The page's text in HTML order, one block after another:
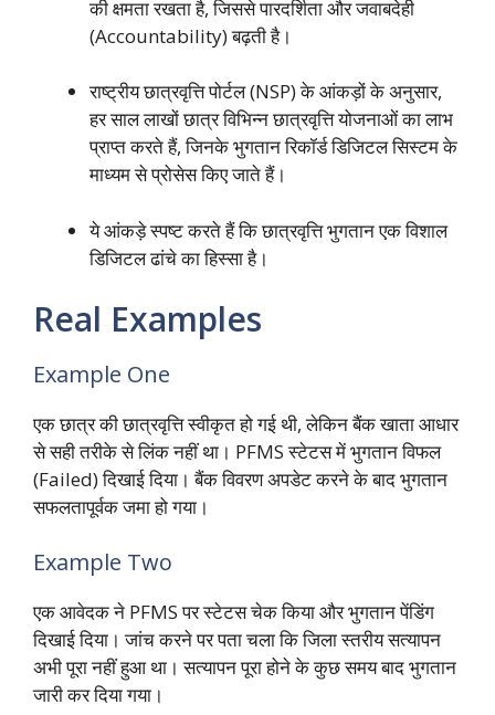
की क्षमता रखता है,जिससे पारदर्शिता और जवाबदेही
(Accountability) बढ़ती है।
राष्ट्रीय छात्रवृत्ति पोर्टल (NSP) के आंकड़ों के अनुसार,
हर साल लाखों छात्र विभिन्न छात्रवृत्ति योजनाओं का लाभ
प्राप्त करते हैं,जिनके भुगतान रिकॉर्ड डिजिटल सिस्टम के
माध्यम से प्रोसेस किए जाते हैं।
ये आंकड़े स्पष्ट करते हैं कि छात्रवृत्ति भुगतान एक विशाल
डिजिटल ढांचे का हिस्सा है।
Real Examples
Example One
एक छात्र की छात्रवृत्ति स्वीकृत हो गई थी,लेकिन बैंक खाता आधार
से सही तरीके से लिंक नहीं था। PFMS स्टेटस में भुगतान विफल
(Failed) दिखाई दिया। बैंक विवरण अपडेट करने के बाद भुगतान
सफलतापूर्वक जमा हो गया।
Example Two
एक आवेदक ने PFMS पर स्टेटस चेक किया और भुगतान पेंडिंग
दिखाई दिया। जांच करने पर पता चला कि जिला स्तरीय सत्यापन
अभी पूरा नहीं हुआ था। सत्यापन पूरा होने के कुछ समय बाद भुगतान
जारी कर दिया गया।